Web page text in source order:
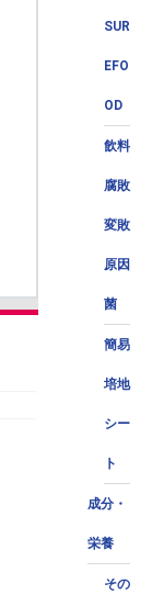
SUR
EFO
OD
飲料
腐敗
変敗
原因
菌
簡易
培地
シー
ト
成分・
栄養
その